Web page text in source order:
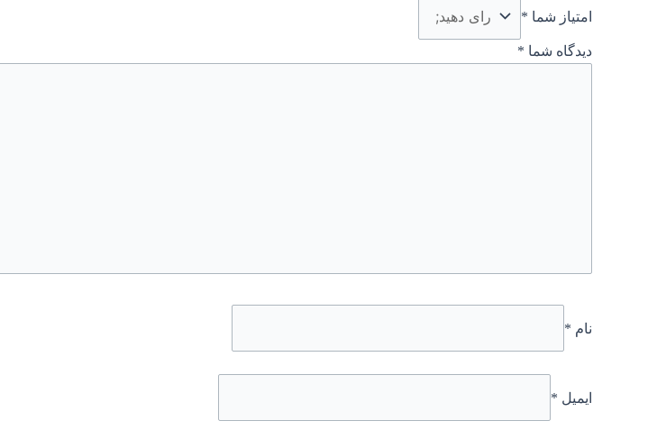
امتیاز شما *
دیدگاه شما *
نام *
ایمیل *